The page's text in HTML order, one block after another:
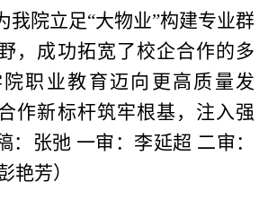
我院立足“大物业”构建专业群
，成功拓宽了校企合作的多
职业教育迈向更高质量发
作新标杆筑牢根基，注入强
：张弛 一审：李延超 二审：
艳芳）